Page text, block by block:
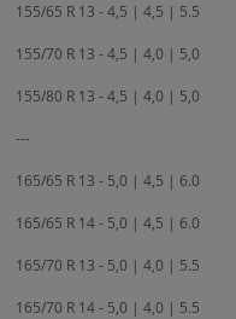
155/65 R 13 - 4,5 | 4,5 | 5.5
155/70 R 13 - 4,5 | 4,0 | 5,0
155/80 R 13 - 4,5 | 4,0 | 5,0
---
165/65 R 13 - 5,0 | 4,5 | 6.0
165/65 R 14 - 5,0 | 4,5 | 6.0
165/70 R 13 - 5,0 | 4,0 | 5.5
165/70 R 14 - 5,0 | 4,0 | 5.5